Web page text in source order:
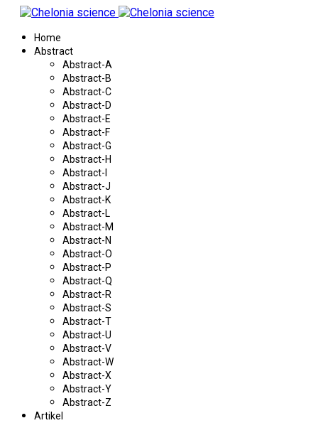
Home
Abstract
Abstract-A
Abstract-B
Abstract-C
Abstract-D
Abstract-E
Abstract-F
Abstract-G
Abstract-H
Abstract-I
Abstract-J
Abstract-K
Abstract-L
Abstract-M
Abstract-N
Abstract-O
Abstract-P
Abstract-Q
Abstract-R
Abstract-S
Abstract-T
Abstract-U
Abstract-V
Abstract-W
Abstract-X
Abstract-Y
Abstract-Z
Artikel